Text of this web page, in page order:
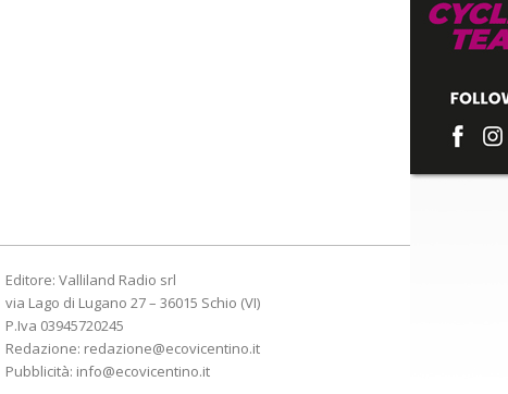
Editore: Valliland Radio srl
via Lago di Lugano 27 – 36015 Schio (VI)
P.Iva 03945720245
Redazione: redazione@ecovicentino.it
Pubblicità: info@ecovicentino.it